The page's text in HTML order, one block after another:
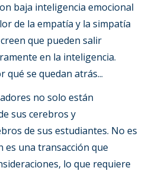
baja inteligencia emocional
de la empatía y la simpatía
que pueden salir
en la inteligencia.
se quedan atrás...
no solo están
sus cerebros y
de sus estudiantes. No es
es una transacción que
lo que requiere